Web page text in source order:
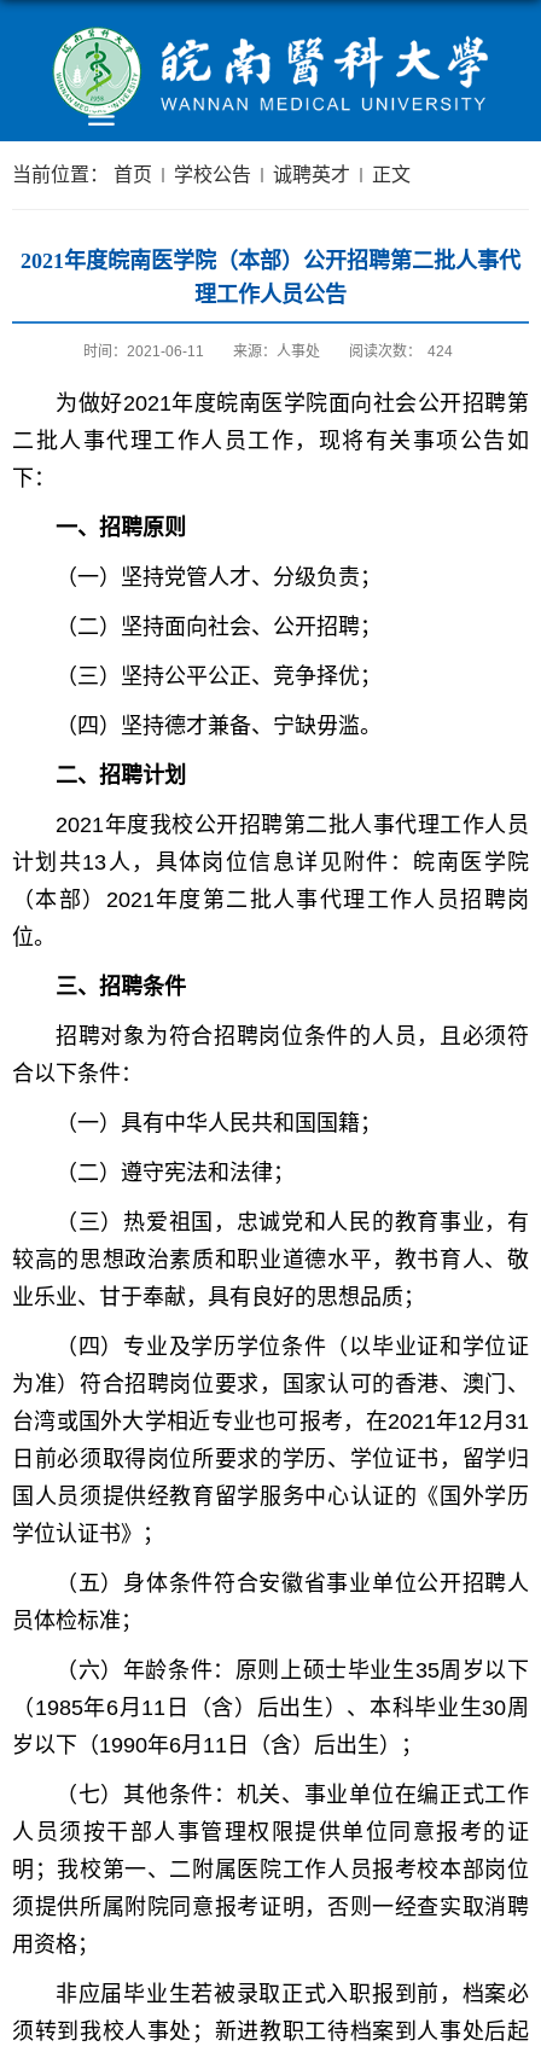
当前位置： 首页 学校公告 诚聘英才 正文
2021年度皖南医学院（本部）公开招聘第二批人事代
理工作人员公告
时间：2021-06-11 来源：人事处 阅读次数： 424
为做好2021年度皖南医学院面向社会公开招聘第
二批人事代理工作人员工作，现将有关事项公告如
下：
一、招聘原则
（一）坚持党管人才、分级负责；
（二）坚持面向社会、公开招聘；
（三）坚持公平公正、竞争择优；
（四）坚持德才兼备、宁缺毋滥。
二、招聘计划
2021年度我校公开招聘第二批人事代理工作人员
计划共13人，具体岗位信息详见附件：皖南医学院
（本部）2021年度第二批人事代理工作人员招聘岗
位。
三、招聘条件
招聘对象为符合招聘岗位条件的人员，且必须符
合以下条件：
（一）具有中华人民共和国国籍；
（二）遵守宪法和法律；
（三）热爱祖国，忠诚党和人民的教育事业，有
较高的思想政治素质和职业道德水平，教书育人、敬
业乐业、甘于奉献，具有良好的思想品质；
（四）专业及学历学位条件（以毕业证和学位证
为准）符合招聘岗位要求，国家认可的香港、澳门、
台湾或国外大学相近专业也可报考，在2021年12月31
日前必须取得岗位所要求的学历、学位证书，留学归
国人员须提供经教育留学服务中心认证的《国外学历
学位认证书》；
（五）身体条件符合安徽省事业单位公开招聘人
员体检标准；
（六）年龄条件：原则上硕士毕业生35周岁以下
（1985年6月11日（含）后出生）、本科毕业生30周
岁以下（1990年6月11日（含）后出生）；
（七）其他条件：机关、事业单位在编正式工作
人员须按干部人事管理权限提供单位同意报考的证
明；我校第一、二附属医院工作人员报考校本部岗位
须提供所属附院同意报考证明，否则一经查实取消聘
用资格；
非应届毕业生若被录取正式入职报到前，档案必
须转到我校人事处；新进教职工待档案到人事处后起